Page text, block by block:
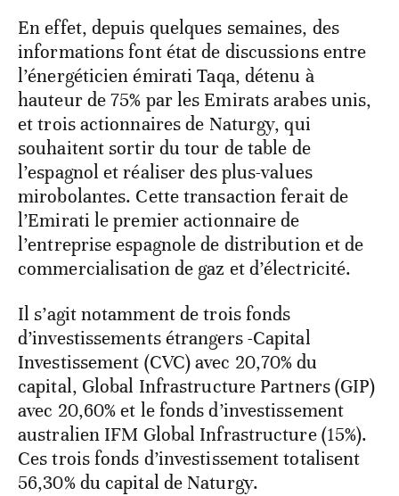
En effet, depuis quelques semaines, des
informations font état de discussions entre
l’énergéticien émirati Taqa, détenu à
hauteur de 75% par les Emirats arabes unis,
et trois actionnaires de Naturgy, qui
souhaitent sortir du tour de table de
l’espagnol et réaliser des plus-values
mirobolantes. Cette transaction ferait de
l’Emirati le premier actionnaire de
l’entreprise espagnole de distribution et de
commercialisation de gaz et d’électricité.
Il s’agit notamment de trois fonds
d’investissements étrangers -Capital
Investissement (CVC) avec 20,70% du
capital, Global Infrastructure Partners (GIP)
avec 20,60% et le fonds d’investissement
australien IFM Global Infrastructure (15%).
Ces trois fonds d’investissement totalisent
56,30% du capital de Naturgy.